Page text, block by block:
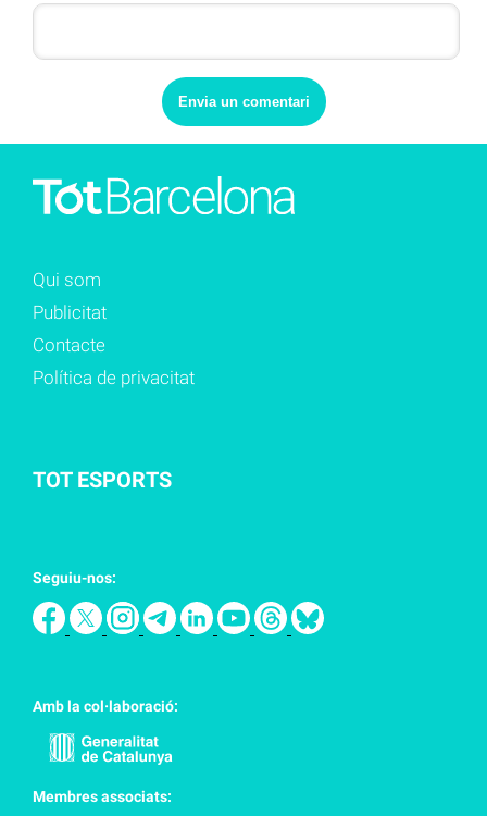
Qui som
Publicitat
Contacte
Política de privacitat
TOT ESPORTS
Seguiu-nos:
Amb la col·laboració:
Membres associats: